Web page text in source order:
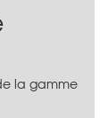
la gamme